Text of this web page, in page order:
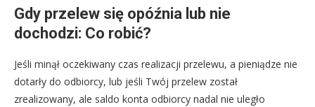
Gdy przelew się opóźnia lub nie
dochodzi: Co robić?
Jeśli minął oczekiwany czas realizacji przelewu, a pieniądze nie
dotarły do odbiorcy, lub jeśli Twój przelew został
zrealizowany, ale saldo konta odbiorcy nadal nie uległo